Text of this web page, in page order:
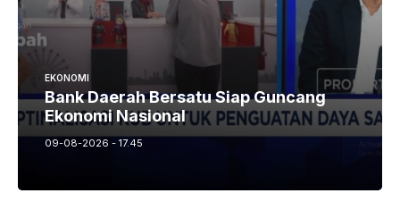
EKONOMI
Bank Daerah Bersatu Siap Guncang
Ekonomi Nasional
09-08-2026 - 17.45